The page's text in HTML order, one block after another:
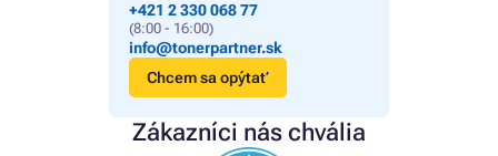
+421 2 330 068 77
(8:00 - 16:00)
info@tonerpartner.sk
Chcem sa opýtať
Zákazníci nás chvália